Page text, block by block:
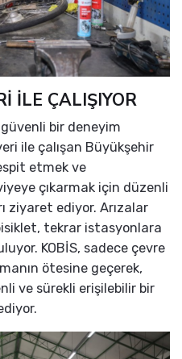
İLE ÇALIŞIYOR
güvenli bir deneyim
ile çalışan Büyükşehir
etmek ve
çıkarmak için düzenli
ziyaret ediyor. Arızalar
tekrar istasyonlara
KOBİS, sadece çevre
ötesine geçerek,
ve sürekli erişilebilir bir